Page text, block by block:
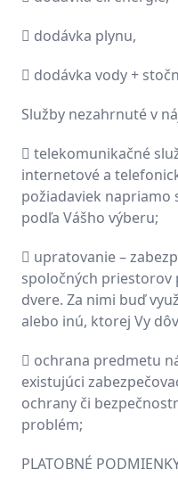
 dodávka plynu,
 dodávka vody +
Služby nezahrnuté v
 telekomunikačné
internetové a
požiadaviek napriamo
podľa Vášho výberu;
 upratovanie –
spoločných priestorov
dvere. Za nimi buď
alebo inú, ktorej Vy
 ochrana predmetu
existujúci
ochrany či
problém;
PLATOBNÉ